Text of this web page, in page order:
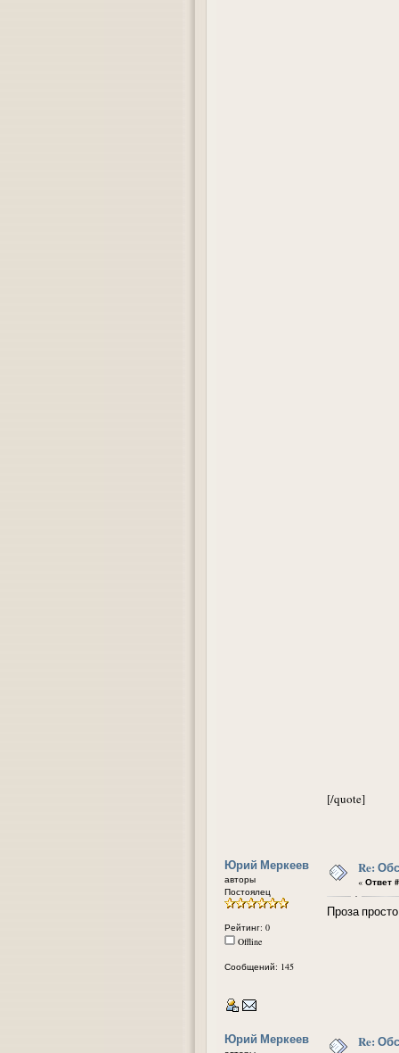
[/quote]
Юрий Меркеев
авторы
Постоялец
Рейтинг: 0
Offline
Сообщений: 145
Re:
« Ответ
Проза
Юрий Меркеев Re: